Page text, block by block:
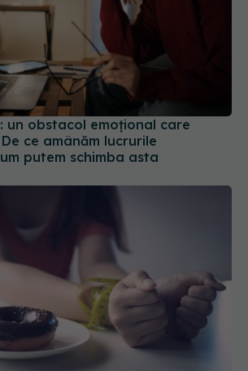
un obstacol emoțional care
ce amânăm lucrurile
putem schimba asta